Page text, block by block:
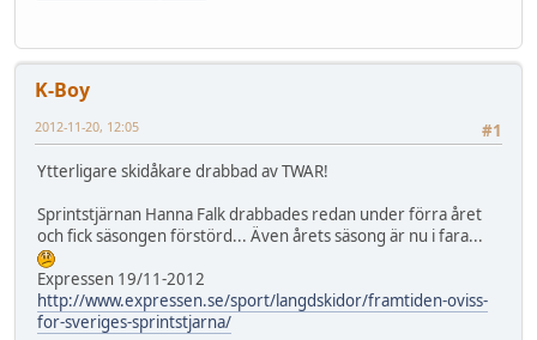
K-Boy
#1
2012-11-20, 12:05
Ytterligare skidåkare drabbad av TWAR!
Sprintstjärnan Hanna Falk drabbades redan under förra året
och fick säsongen förstörd... Även årets säsong är nu i fara...
Expressen 19/11-2012
http://www.expressen.se/sport/langdskidor/framtiden-oviss-
for-sveriges-sprintstjarna/